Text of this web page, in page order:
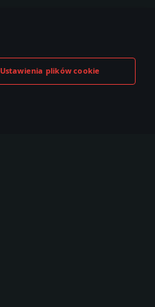
Ustawienia plików cookie